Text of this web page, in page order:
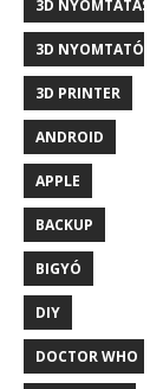
3D NYOMTATÁS
3D NYOMTATÓ
3D PRINTER
ANDROID
APPLE
BACKUP
BIGYÓ
DIY
DOCTOR WHO